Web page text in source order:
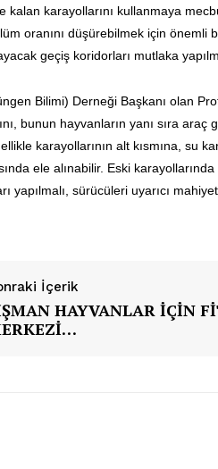
kalan karayollarını kullanmaya
oranını düşürebilmek için önemli
geçiş koridorları mutlaka
Bilimi) Derneği Başkanı olan
bunun hayvanların yanı sıra araç
karayollarının alt kısmına, su
ele alınabilir. Eski
yapılmalı, sürücüleri uyarıcı
İçerik
HAYVANLAR İÇİN